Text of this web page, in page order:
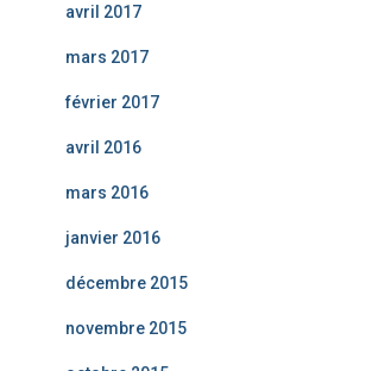
avril 2017
mars 2017
février 2017
avril 2016
mars 2016
janvier 2016
décembre 2015
novembre 2015